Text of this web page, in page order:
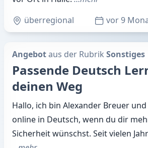
überregional
vor 9
Angebotaus der Rubrik Sonstiges
Passende Deutsch
deinen Weg
Hallo, ich bin Alexander Breuer
online in Deutsch, wenn du dir
Sicherheit wünschst. Seit vielen